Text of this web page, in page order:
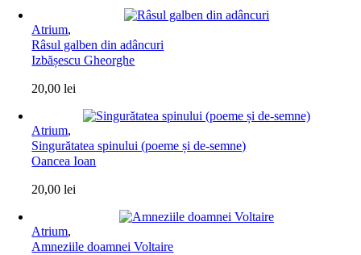
Atrium,
Râsul galben din adâncuri
Izbășescu Gheorghe
20,00lei
Atrium,
Singurătatea spinului (poeme și de-semne)
Oancea Ioan
20,00lei
Atrium,
Amneziile doamnei Voltaire